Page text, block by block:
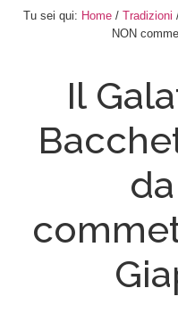
Tu sei qui: Home/ Tradizioni
NON
Il